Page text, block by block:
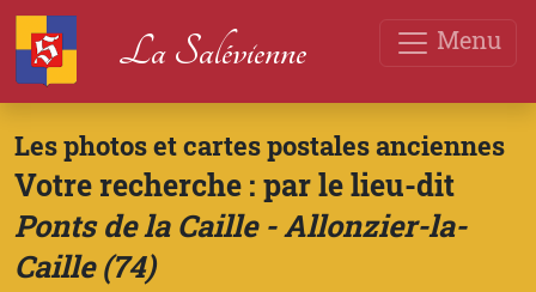
Menu
La Salévienne
Les photos et cartes postales anciennes
Votre recherche : par le lieu-dit
Ponts de la Caille - Allonzier-la-
Caille (74)